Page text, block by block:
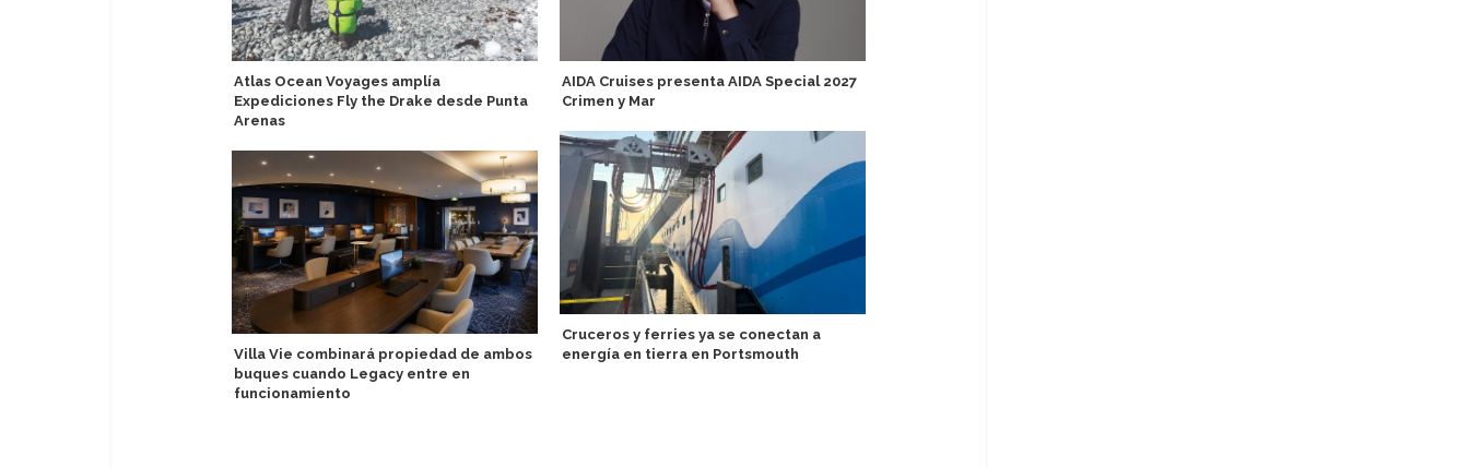
Atlas Ocean Voyages amplía
Expediciones Fly the Drake desde Punta
Arenas
Villa Vie combinará propiedad de ambos
buques cuando Legacy entre en
funcionamiento
AIDA Cruises presenta AIDA Special 2027
Crimen y Mar
Cruceros y ferries ya se conectan a
energía en tierra en Portsmouth